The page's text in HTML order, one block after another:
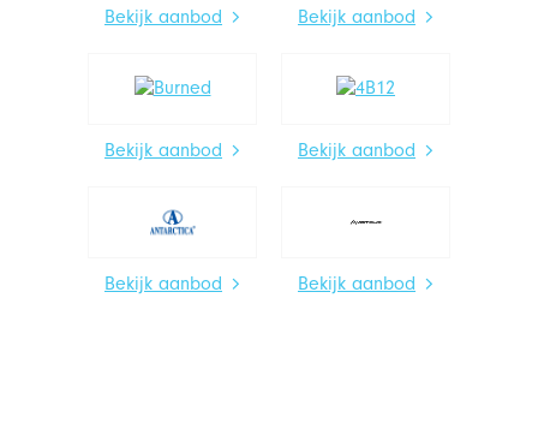
Bekijk aanbod Bekijk aanbod
Bekijk aanbod Bekijk aanbod
Bekijk aanbod Bekijk aanbod